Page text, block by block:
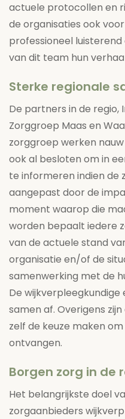
actuele protocollen en
de organisaties ook
professioneel
van dit team hun
Sterke regionale
De partners in de regio,
Zorggroep Maas en
zorggroep werken
ook al besloten om in
te informeren indien de
aangepast door de
moment waarop die
worden bepaalt iedere
van de actuele stand
organisatie en/of de
samenwerking met de
De
samen af. Overigens
zelf de keuze maken
ontvangen.
Borgen zorg in de
Het belangrijkste doel
zorgaanbieders